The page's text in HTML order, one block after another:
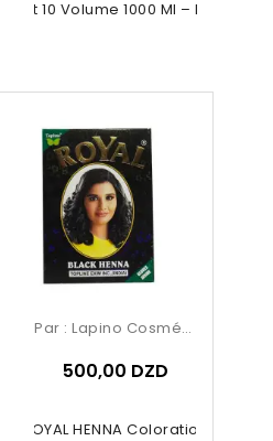
10 Volume 1000 Ml – Renée...
ROYAL HENNA Coloration
Par : Lapino Cosmétique
500,00 DZD